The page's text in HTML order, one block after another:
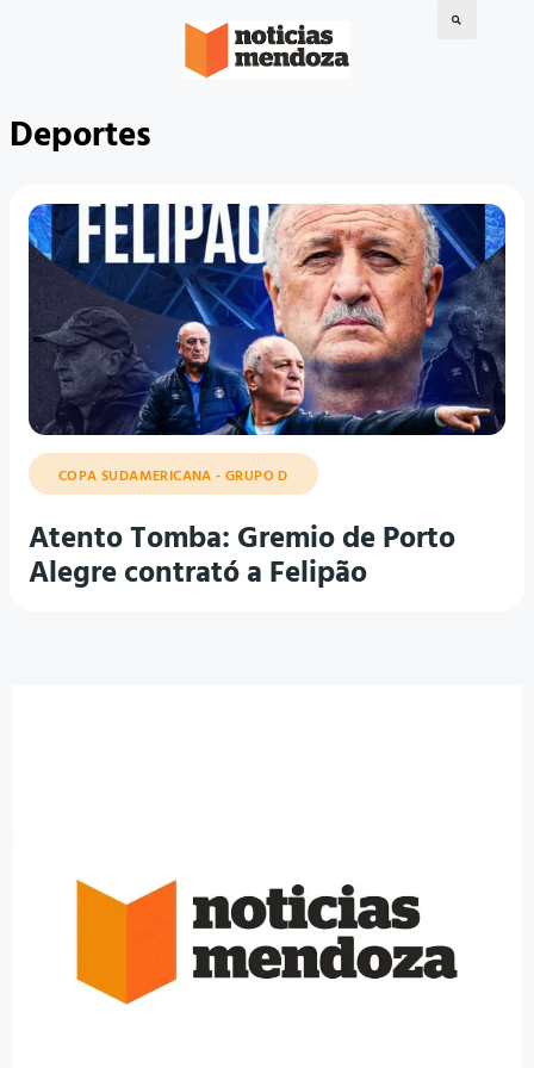
Deportes
COPA SUDAMERICANA - GRUPO D
Atento Tomba: Gremio de Porto
Alegre contrató a Felipão